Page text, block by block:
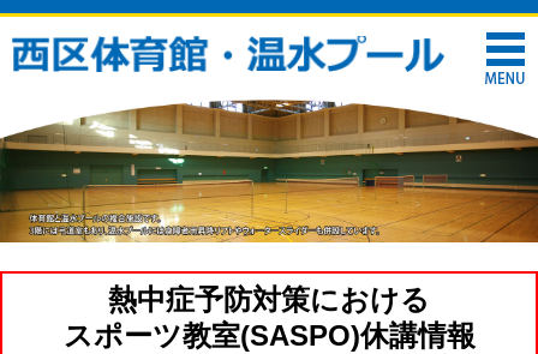
熱中症予防対策における
スポーツ教室(SASPO)休講情報